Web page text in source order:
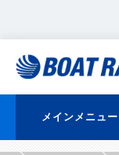
メインメニュー